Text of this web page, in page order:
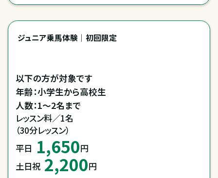
ジュニア乗馬体験｜初回限定
以下の方が対象です
年齢：小学生から高校生
人数：1～2名まで
レッスン料／1名
（30分レッスン）
平日 1,650円
土日祝 2,200円